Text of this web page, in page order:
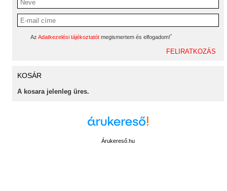
Az Adatkezelési tájékoztatót megismertem és elfogadom!*
KOSÁR
A kosara jelenleg üres.
Árukereső.hu